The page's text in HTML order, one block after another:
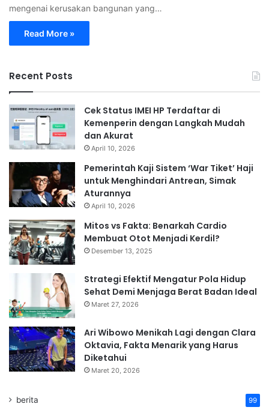
mengenai kerusakan bangunan yang…
Read More »
Recent Posts
Cek Status IMEI HP Terdaftar di
Kemenperin dengan Langkah Mudah
dan Akurat
April 10, 2026
Pemerintah Kaji Sistem ‘War Tiket’ Haji
untuk Menghindari Antrean, Simak
Aturannya
April 10, 2026
Mitos vs Fakta: Benarkah Cardio
Membuat Otot Menjadi Kerdil?
Desember 13, 2025
Strategi Efektif Mengatur Pola Hidup
Sehat Demi Menjaga Berat Badan Ideal
Maret 27, 2026
Ari Wibowo Menikah Lagi dengan Clara
Oktavia, Fakta Menarik yang Harus
Diketahui
Maret 20, 2026
berita 99